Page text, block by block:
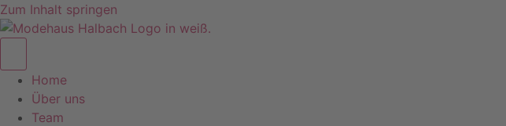
Zum Inhalt springen
Home
Über uns
Team